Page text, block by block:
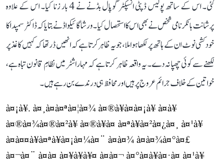
گئی۔ اس کے ساتھ پولیس ڈپٹی انسپکٹر گوپال بڈنے نے 4 بار زنا کیا۔ اس کے علاوہ
پرشانت بانکر نامی شخص نے بھی اس کا استحصال کیا۔ ورشا گائیکواڈ نے بتایا کہ ڈاکٹر سمپدا کا
خودکشی نوٹ ان کے ہاتھ پر لکھا ہوا ملا، جو یہ ظاہر کرتا ہے کہ انھیں ڈر تھا کہ کہیں کاغذ پر
لکھنے سے کوئی چھپا نہ دے۔ یہ واقعہ ظاہر کرتا ہے کہ مہاراشٹر میں نظامِ قانون تباہ ہے،
خواتین کے خلاف جرائم عروج پر ہیں اور محافظ ہی درندے بن رہے ہیں۔
à¤¡à¥. à¤¸à¤à¤ªà¤¦à¤¾ à¤®à¥à¤à¤¡à¥ à¤à¥
à¤®à¤¾à¤®à¤²à¥ à¤®à¥à¤ à¤ªà¥à¤²à¤¿à¤¸ à¤¹à¥
à¤à¤¤à¥à¤ªà¥à¤¡à¤¼à¤¨ à¤à¤¾ à¤à¤¾à¤°à¤£
à¤¬à¤¨ à¤à¤ à¤¥à¥à¥¤ à¤à¤¬ à¤°à¤à¥à¤·à¤ à¤¹à¥